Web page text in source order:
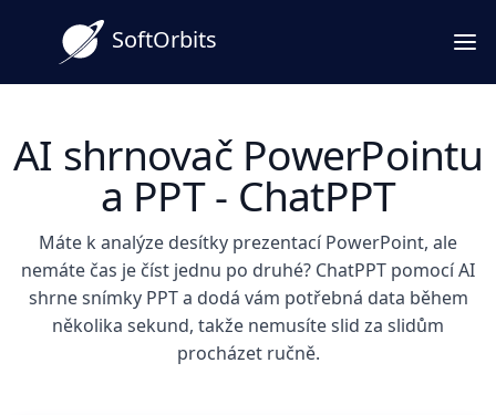
SoftOrbits
AI shrnovač PowerPointu
a PPT - ChatPPT
Máte k analýze desítky prezentací PowerPoint, ale
nemáte čas je číst jednu po druhé? ChatPPT pomocí AI
shrne snímky PPT a dodá vám potřebná data během
několika sekund, takže nemusíte slid za slidům
procházet ručně.